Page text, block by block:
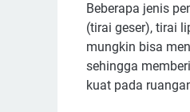
Beberapa jenis
(tirai geser), tirai
mungkin bisa
sehingga
kuat pada